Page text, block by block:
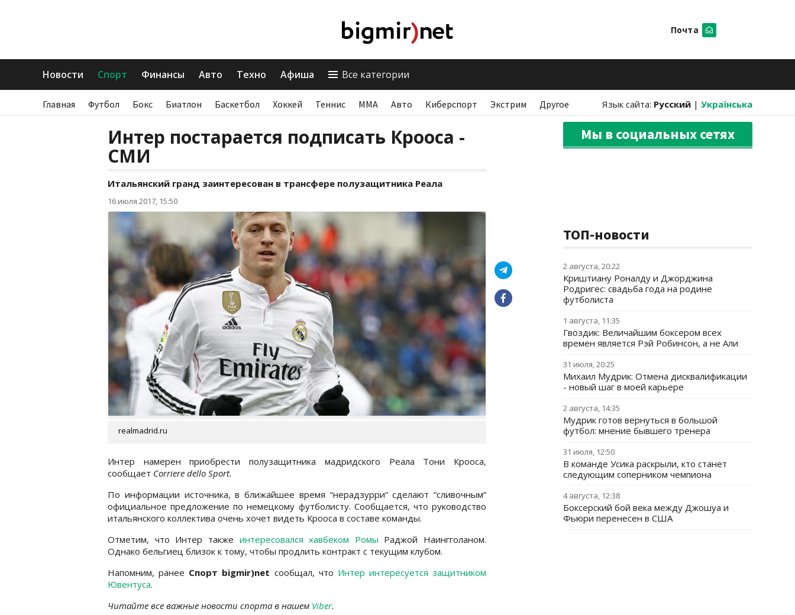
Почта
Новости Спорт Финансы Авто Техно Афиша Все категории
Главная Футбол Бокс Биатлон Баскетбол Хоккей Теннис ММА Авто Киберспорт Экстрим Другое Язык сайта: Русский | Українська
Интер постарается подписать Крооса -
CМИ
Итальянский гранд заинтересован в трансфере полузащитника Реала
16 июля 2017, 15:50
realmadrid.ru
Интер намерен приобрести полузащитника мадридского Реала Тони Крооса,
сообщает Corriere dello Sport.
По информации источника, в ближайшее время “нерадзурри“ сделают “сливочным“
официальное предложение по немецкому футболисту. Сообщается, что руководство
итальянского коллектива очень хочет видеть Крооса в составе команды.
Отметим, что Интер также интересовался хавбеком Ромы Раджой Наингголаном.
Однако бельгиец близок к тому, чтобы продлить контракт с текущим клубом.
Напомним, ранее Спорт bigmir)net сообщал, что Интер интересуется защитником
Ювентуса.
Читайте все важные новости спорта в нашем Viber.
Мы в социальных сетях
ТОП-новости
2 августа, 20:22
Криштиану Роналду и Джорджина
Родригес: свадьба года на родине
футболиста
1 августа, 11:35
Гвоздик: Величайшим боксером всех
времен является Рэй Робинсон, а не Али
31 июля, 20:25
Михаил Мудрик: Отмена дисквалификации
- новый шаг в моей карьере
2 августа, 14:35
Мудрик готов вернуться в большой
футбол: мнение бывшего тренера
31 июля, 12:50
В команде Усика раскрыли, кто станет
следующим соперником чемпиона
4 августа, 12:38
Боксерский бой века между Джошуа и
Фьюри перенесен в США